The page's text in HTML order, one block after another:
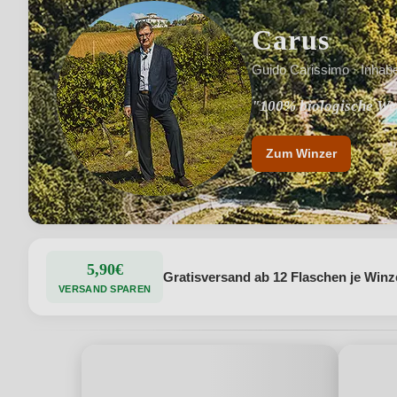
Carus
Guido Carissimo ·
"100% biologische
"Traditioneller
Zum Winzer
5,90€
VERSAND SPAREN
Gratisversand ab 12 Flaschen je